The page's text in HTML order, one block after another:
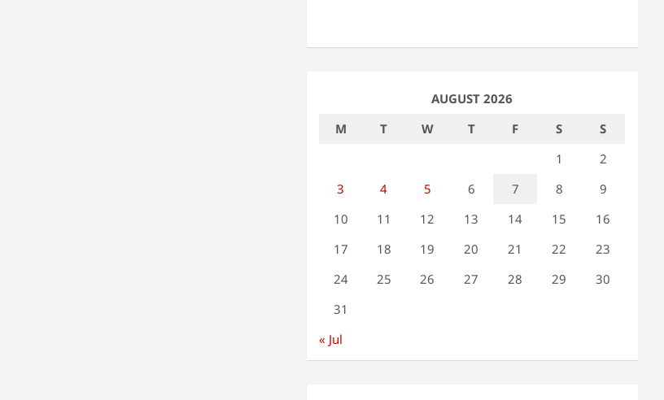
AUGUST 2026
M
T W T F S
S
1
2
3
4 5 6 7 8
9
10
11 12 13 14 15
16
17
18 19 20 21 22
23
24
25 26 27 28 29
30
31
« Jul